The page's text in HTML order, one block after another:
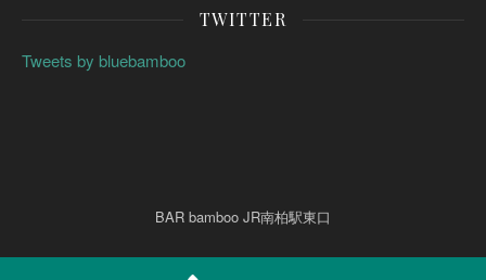
TWITTER
Tweets by bluebamboo
BAR bamboo JR南柏駅東口